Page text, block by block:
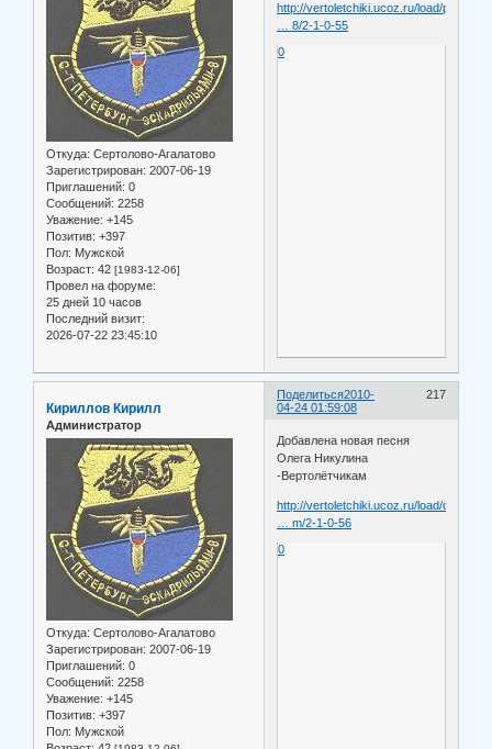
Откуда: Сертолово-Агалатово
Зарегистрирован: 2007-06-19
Приглашений: 0
Сообщений: 2258
Уважение: +145
Позитив: +397
Пол: Мужской
Возраст: 42 [1983-12-06]
Провел на форуме:
25 дней 10 часов
Последний визит:
2026-07-22 23:45:10
http://vertoletchiki.ucoz.ru/load/pesnj
… 8/2-1-0-55
0
Поделиться 217
2010-
04-24 01:59:08
Кириллов Кирилл
Администратор
Откуда: Сертолово-Агалатово
Зарегистрирован: 2007-06-19
Приглашений: 0
Сообщений: 2258
Уважение: +145
Позитив: +397
Пол: Мужской
Добавлена новая песня
Олега Никулина
-Вертолётчикам
http://vertoletchiki.ucoz.ru/load/oleg_
… m/2-1-0-56
0